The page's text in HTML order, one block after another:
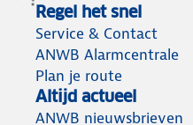
Regel het snel
Service & Contact
ANWB Alarmcentrale
Plan je route
Altijd actueel
ANWB nieuwsbrieven